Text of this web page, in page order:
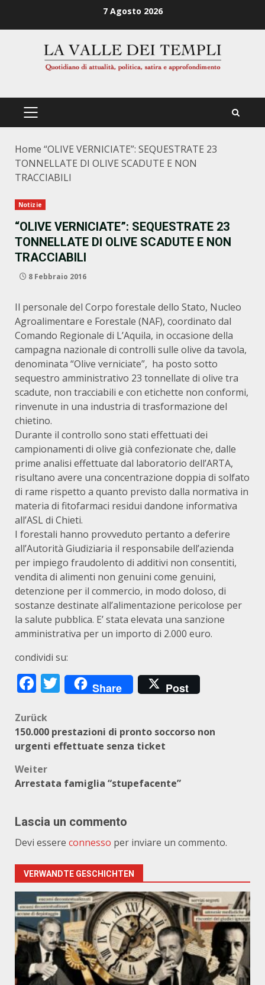
7 Agosto 2026
PRIMÄRES
Home “OLIVE VERNICIATE”: SEQUESTRATE 23
TONNELLATE DI OLIVE SCADUTE E NON
TRACCIABILI
Notizie
“OLIVE VERNICIATE”: SEQUESTRATE 23
TONNELLATE DI OLIVE SCADUTE E NON
TRACCIABILI
8 Febbraio 2016
Il personale del Corpo forestale dello Stato, Nucleo
Agroalimentare e Forestale (NAF), coordinato dal
Comando Regionale di L’Aquila, in occasione della
campagna nazionale di controlli sulle olive da tavola,
denominata “Olive verniciate”, ha posto sotto
sequestro amministrativo 23 tonnellate di olive tra
scadute, non tracciabili e con etichette non conformi,
rinvenute in una industria di trasformazione del
chietino.
Durante il controllo sono stati effettuati dei
campionamenti di olive già confezionate che, dalle
prime analisi effettuate dal laboratorio dell’ARTA,
risultano avere una concentrazione doppia di solfato
di rame rispetto a quanto previsto dalla normativa in
materia di fitofarmaci residui dandone informativa
all’ASL di Chieti.
I forestali hanno provveduto pertanto a deferire
all’Autorità Giudiziaria il responsabile dell’azienda
per impiego fraudolento di additivi non consentiti,
vendita di alimenti non genuini come genuini,
detenzione per il commercio, in modo doloso, di
sostanze destinate all’alimentazione pericolose per
la salute pubblica. E’ stata elevata una sanzione
amministrativa per un importo di 2.000 euro.
condividi su:
Facebook
Twitter
Share Post
Beitragsnavigation
Zurück
150.000 prestazioni di pronto soccorso non
urgenti effettuate senza ticket
Weiter
Arrestata famiglia “stupefacente”
Lascia un commento
Devi essere connesso per inviare un commento.
VERWANDTE GESCHICHTEN